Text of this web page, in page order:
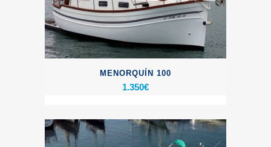
MENORQUÍN 100
1.350€